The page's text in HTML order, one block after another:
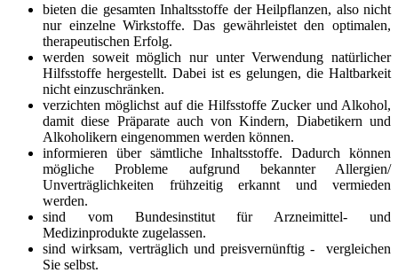
bieten die gesamten Inhaltsstoffe der Heilpflanzen, also nicht
nur einzelne Wirkstoffe. Das gewährleistet den optimalen,
therapeutischen Erfolg.
werden soweit möglich nur unter Verwendung natürlicher
Hilfsstoffe hergestellt. Dabei ist es gelungen, die Haltbarkeit
nicht einzuschränken.
verzichten möglichst auf die Hilfsstoffe Zucker und Alkohol,
damit diese Präparate auch von Kindern, Diabetikern und
Alkoholikern eingenommen werden können.
informieren über sämtliche Inhaltsstoffe. Dadurch können
mögliche Probleme aufgrund bekannter Allergien/
Unverträglichkeiten frühzeitig erkannt und vermieden
werden.
sind vom Bundesinstitut für Arzneimittel- und
Medizinprodukte zugelassen.
sind wirksam, verträglich und preisvernünftig - vergleichen
Sie selbst.